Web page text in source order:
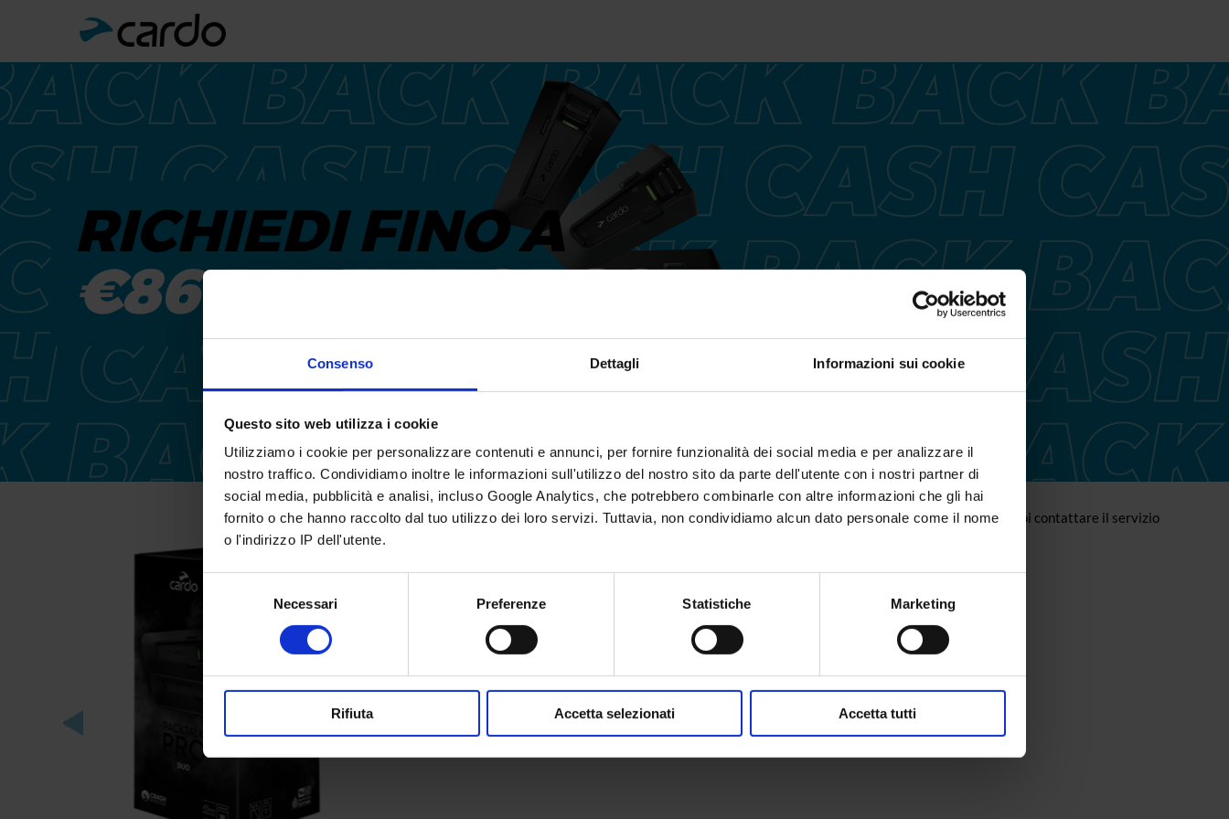
Consenso Dettagli Informazioni sui cookie
Questo sito web utilizza i cookie
Utilizziamo i cookie per personalizzare contenuti e annunci, per fornire funzionalità dei social media e per analizzare il
nostro traffico. Condividiamo inoltre le informazioni sull'utilizzo del nostro sito da parte dell'utente con i nostri partner di
social media, pubblicità e analisi, incluso Google Analytics, che potrebbero combinarle con altre informazioni che gli hai
fornito o che hanno raccolto dal tuo utilizzo dei loro servizi. Tuttavia, non condividiamo alcun dato personale come il nome
o l'indirizzo IP dell'utente.
Necessari Preferenze Statistiche Marketing
Rifiuta Accetta selezionati Accetta tutti
RICHIEDI FINO A
€86 DI RIMBORSO
Questa iniziativa è terminata. Per qualsiasi informazione, puoi contattare il servizio
cardo@promotion-support.com